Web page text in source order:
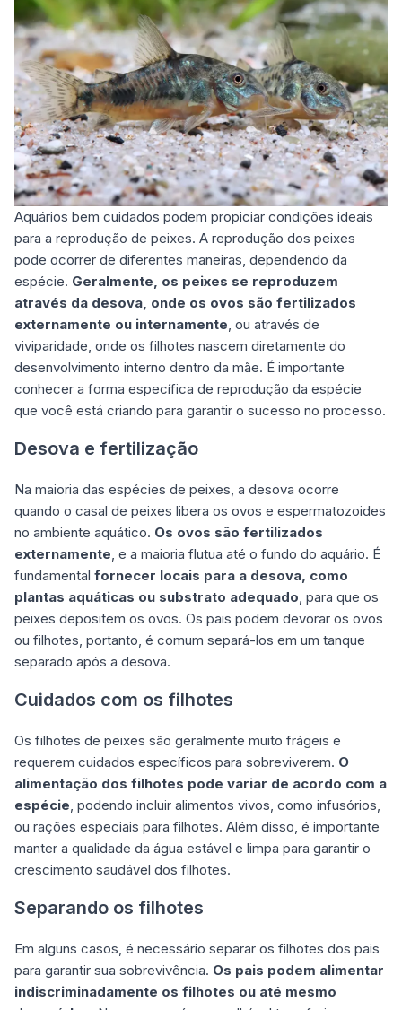
Aquários bem cuidados podem propiciar condições ideais
para a reprodução de peixes. A reprodução dos peixes
pode ocorrer de diferentes maneiras, dependendo da
espécie. Geralmente, os peixes se reproduzem
através da desova, onde os ovos são fertilizados
externamente ou internamente, ou através de
viviparidade, onde os filhotes nascem diretamente do
desenvolvimento interno dentro da mãe. É importante
conhecer a forma específica de reprodução da espécie
que você está criando para garantir o sucesso no processo.
Desova e fertilização
Na maioria das espécies de peixes, a desova ocorre
quando o casal de peixes libera os ovos e espermatozoides
no ambiente aquático. Os ovos são fertilizados
externamente, e a maioria flutua até o fundo do aquário. É
fundamental fornecer locais para a desova, como
plantas aquáticas ou substrato adequado, para que os
peixes depositem os ovos. Os pais podem devorar os ovos
ou filhotes, portanto, é comum separá-los em um tanque
separado após a desova.
Cuidados com os filhotes
Os filhotes de peixes são geralmente muito frágeis e
requerem cuidados específicos para sobreviverem. O
alimentação dos filhotes pode variar de acordo com a
espécie, podendo incluir alimentos vivos, como infusórios,
ou rações especiais para filhotes. Além disso, é importante
manter a qualidade da água estável e limpa para garantir o
crescimento saudável dos filhotes.
Separando os filhotes
Em alguns casos, é necessário separar os filhotes dos pais
para garantir sua sobrevivência. Os pais podem alimentar
indiscriminadamente os filhotes ou até mesmo